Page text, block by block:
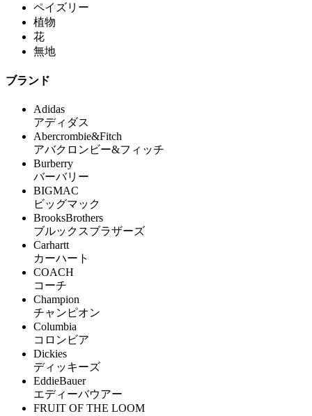
ペイズリー
植物
花
無地
ブランド
Adidas
アディダス
Abercrombie&Fitch
アバクロンビー&フィッチ
Burberry
バーバリー
BIGMAC
ビッグマック
BrooksBrothers
ブルックスブラザーズ
Carhartt
カーハート
COACH
コーチ
Champion
チャンピオン
Columbia
コロンビア
Dickies
ディッキーズ
EddieBauer
エディーバウアー
FRUIT OF THE LOOM